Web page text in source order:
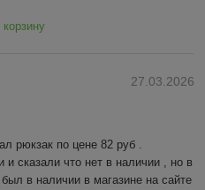
27.03.2026
рюкзак по цене 82 руб .
и сказали что нет в наличии , но в
в наличии в магазине на сайте